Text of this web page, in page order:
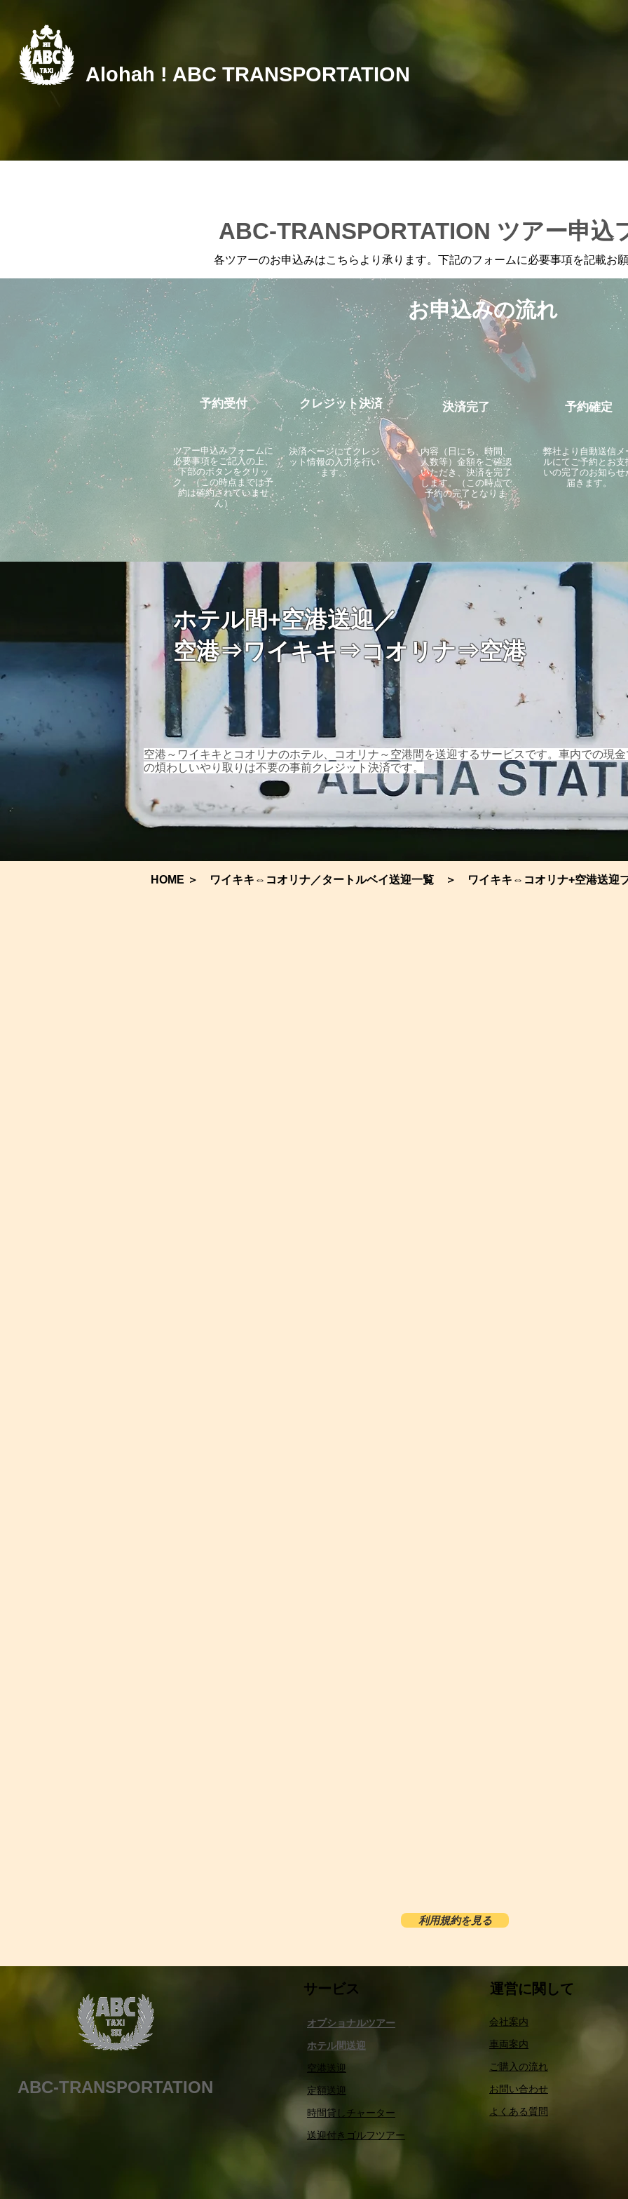
Alohah ! ABC TRANSPORTATION
ABC-TRANSPORTATION ツアー申込
各ツアーのお申込みはこちらより承ります。下記のフォームに必要事項を記載
お申込みの流れ
予約受付 クレジット決済 決済完了 予約確定
ツアー申込みフォームに
必要事項をご記入の上、
下部のボタンをクリッ
ク。（この時点までは予
約は確約されていませ
ん）
決済ページにてクレジ
ット情報の入力を行い
ます。
内容（日にち、時間、
人数等）金額をご確認
いただき、決済を完了
します。（この時点で
予約の完了となりま
す）
弊社より自動送信メ
ルにてご予約とお支
いの完了のお知らせ
届きます。
ホテル間+空港送迎／
空港⇒ワイキキ⇒コオリナ⇒空港
空港～ワイキキとコオリナのホテル、コオリナ～空港間を送迎するサービスです。車内での現金
の煩わしいやり取りは不要の事前クレジット決済です。
HOME ＞ ワイキキ⇔コオリナ／タートルベイ送迎一覧 ＞ ワイキキ⇔コオリナ+空港送迎
利用規約を見る
ABC-TRANSPORTATION
サービス​
オプショナルツアー
ホテル間送迎
空港送迎
​定額送迎
​時間貸しチャーター
​送迎付きゴルフツアー
運営に関して
会社案内
車両案内
ご購入の流れ
​お問い合わせ
​よくある質問